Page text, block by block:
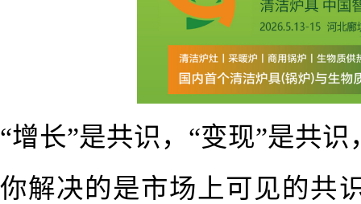
“增长”是共识，“变现”是共
你解决的是市场上可见的共